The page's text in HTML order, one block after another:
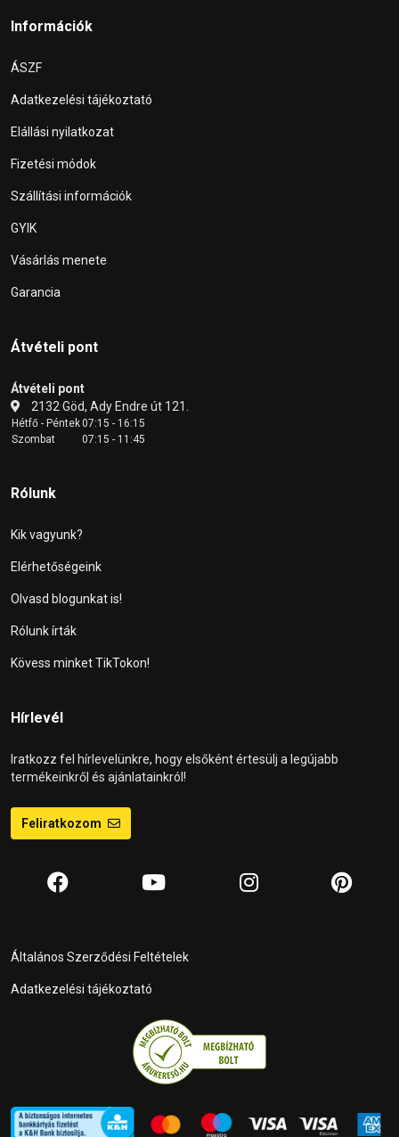
Információk
ÁSZF
Adatkezelési tájékoztató
Elállási nyilatkozat
Fizetési módok
Szállítási információk
GYIK
Vásárlás menete
Garancia
Átvételi pont
Átvételi pont
2132 Göd, Ady Endre út 121.
Hétfő - Péntek07:15 - 16:15
Szombat
07:15 - 11:45
Rólunk
Kik vagyunk?
Elérhetőségeink
Olvasd blogunkat is!
Rólunk írták
Kövess minket TikTokon!
Hírlevél
Iratkozz fel hírlevelünkre, hogy elsőként értesülj a legújabb
termékeinkről és ajánlatainkról!
Feliratkozom
Általános Szerződési Feltételek
Adatkezelési tájékoztató